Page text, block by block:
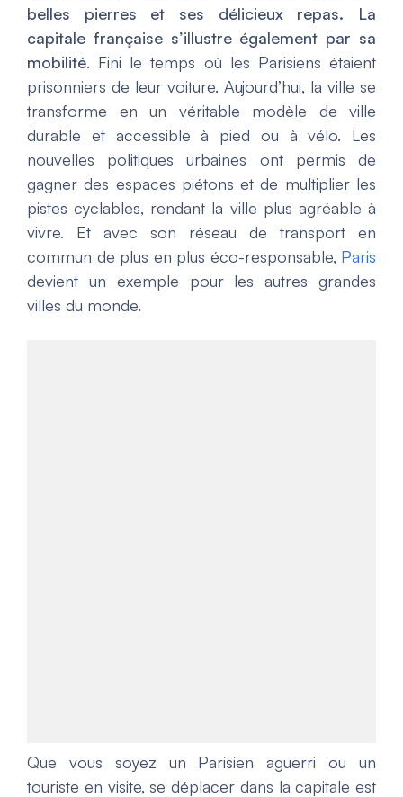
belles pierres et ses délicieux repas. La
capitale française s’illustre également par sa
mobilité. Fini le temps où les Parisiens étaient
prisonniers de leur voiture. Aujourd’hui, la ville se
transforme en un véritable modèle de ville
durable et accessible à pied ou à vélo. Les
nouvelles politiques urbaines ont permis de
gagner des espaces piétons et de multiplier les
pistes cyclables, rendant la ville plus agréable à
vivre. Et avec son réseau de transport en
commun de plus en plus éco-responsable, Paris
devient un exemple pour les autres grandes
villes du monde.
Que vous soyez un Parisien aguerri ou un
touriste en visite, se déplacer dans la capitale est